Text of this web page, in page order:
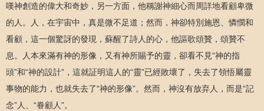
嘆神創造的偉大和奇妙，另一方面，他稱謝神細心而周詳地看顧卑微
的人。人，在宇宙中，真是微不足道；然而，神卻特別施恩、憐憫和
看顧，這一個驚訝的發現，蘇醒了詩人的心，他謳歌頌贊，頌贊不
息。人本來滿有神的形像，又有神所賜予的靈，卻看不見“神的指
頭”和“神的設計”，這就証明這人的“靈”已經敗壞了，失去了領悟屬靈
事物的能力，也就失去了“神的形像”。然而，神沒有放弃人，而是“記
念”人、“眷顧人”。